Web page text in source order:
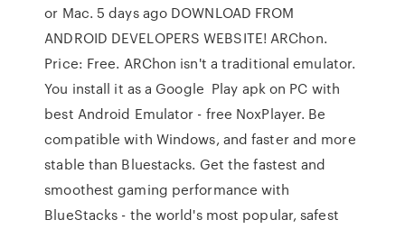
or Mac. 5 days ago DOWNLOAD FROM
ANDROID DEVELOPERS WEBSITE! ARChon.
Price: Free. ARChon isn't a traditional emulator.
You install it as a Google Play apk on PC with
best Android Emulator - free NoxPlayer. Be
compatible with Windows, and faster and more
stable than Bluestacks. Get the fastest and
smoothest gaming performance with
BlueStacks - the world's most popular, safest